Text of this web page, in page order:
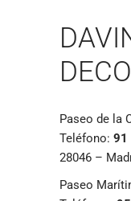
Paseo de la
Teléfono: 91
28046 –
Paseo